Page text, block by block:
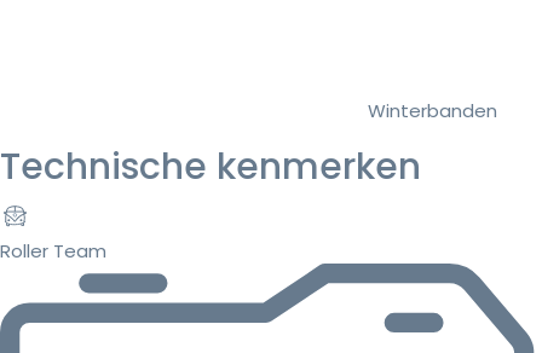
Winterbanden
Technische kenmerken
Roller Team